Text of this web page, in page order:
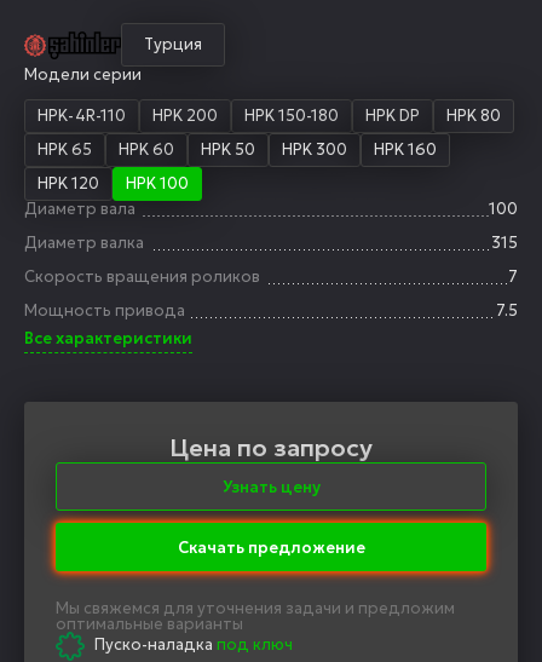
Турция
Модели серии
HPK-4R-110
HPK 200 HPK 150-180 HPK DP
HPK 80
HPK 65
HPK 60 HPK 50 HPK 300
HPK 160
HPK 120
HPK 100
Диаметр вала
100
Диаметр валка
315
Скорость вращения роликов
7
Мощность привода
7.5
Все характеристики
Цена по запросу
Узнать цену
Скачать предложение
Мы свяжемся для уточнения задачи и предложим
оптимальные варианты
Пуско-наладка под ключ